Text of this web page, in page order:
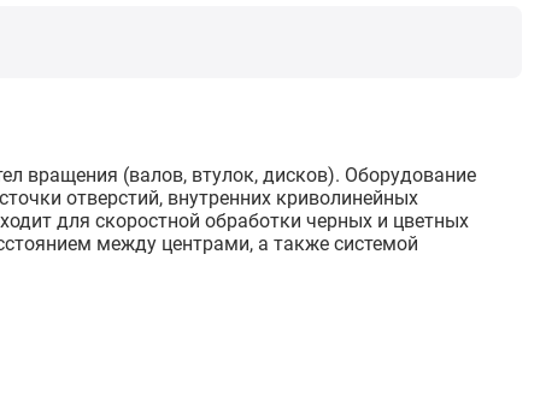
вращения (валов, втулок, дисков). Оборудование
отверстий, внутренних криволинейных
для скоростной обработки черных и цветных
между центрами, а также системой